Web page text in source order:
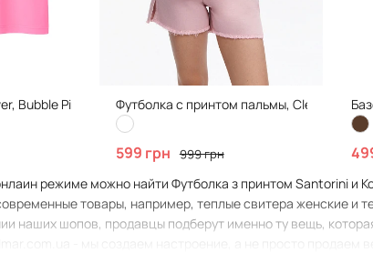
Bubble Pink Футболка с принтом пальмы, Clean White
599 грн 999 грн
режиме можно найти Футболка з принтом Santorini и
товары, например, теплые свитера женские и
наших шопов, продавцы подберут именно ту вещь,